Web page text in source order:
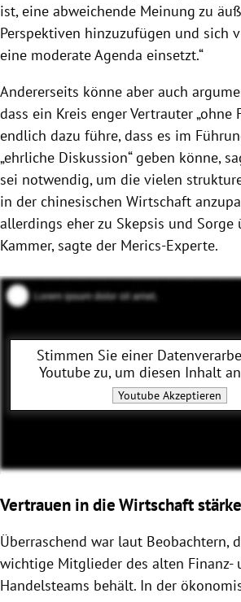
ist, eine abweichende Meinung zu
Perspektiven hinzuzufügen und sich
eine moderate Agenda einsetzt.“
Andererseits könne aber auch
dass ein Kreis enger Vertrauter „ohne
endlich dazu führe, dass es im
„ehrliche Diskussion“ geben könne,
sei notwendig, um die vielen
in der chinesischen Wirtschaft
allerdings eher zu Skepsis und Sorge
Kammer, sagte der Merics-Experte.
Stimmen Sie einer
Youtubezu, um diesen Inhalt
YoutubeAkzeptieren
Vertrauen in die Wirtschaft
Überraschend war laut Beobachtern,
wichtige Mitglieder des alten Finanz-
Handelsteams behält. In der